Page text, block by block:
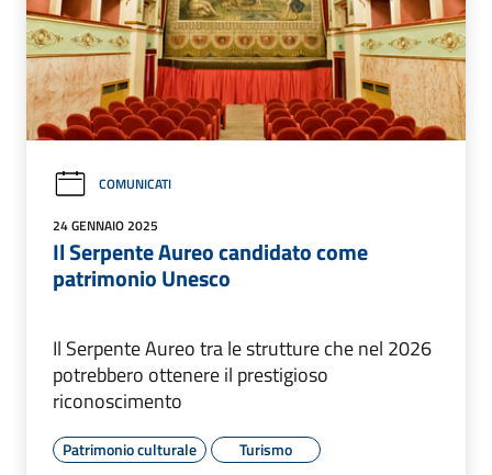
COMUNICATI
24 GENNAIO 2025
Il Serpente Aureo candidato come
patrimonio Unesco
Il Serpente Aureo tra le strutture che nel 2026
potrebbero ottenere il prestigioso
riconoscimento
Patrimonio culturale Turismo